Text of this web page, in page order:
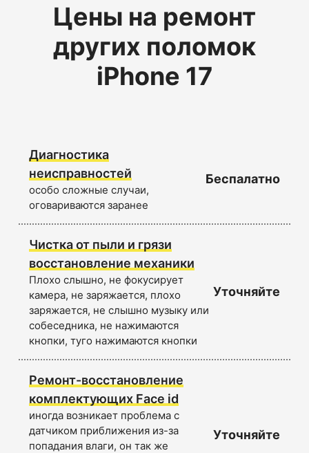
Цены на ремонт
других поломок
iPhone 17
Диагностика
неисправностей
особо сложные случаи,
оговариваются заранее
Беспалатно
Чистка от пыли и грязи
восстановление механики
Плохо слышно, не фокусирует
камера, не заряжается, плохо
заряжается, не слышно музыку или
собеседника, не нажимаются
кнопки, туго нажимаются кнопки
Уточняйте
Ремонт-восстановление
комплектующих Face id
иногда возникает проблема с
датчиком приближения из-за
попадания влаги, он так же
Уточняйте